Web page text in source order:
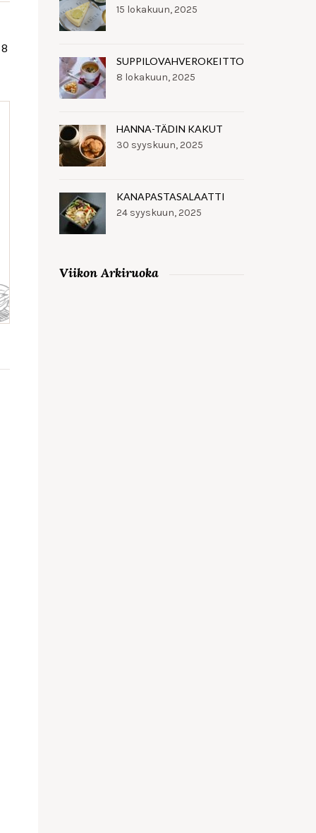
15 lokakuun, 2025
SUPPILOVAHVEROKEITTO
8 lokakuun, 2025
HANNA-TÄDIN KAKUT
30 syyskuun, 2025
KANAPASTASALAATTI
24 syyskuun, 2025
Viikon Arkiruoka